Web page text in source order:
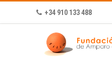
+34 910 133 488